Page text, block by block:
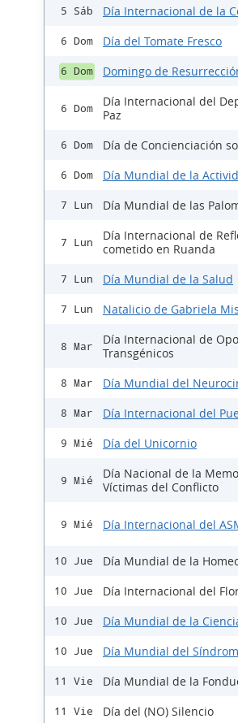
5 Sáb Día Internacional de la
6 Dom Día del Tomate Fresco
6 Dom Domingo de
6 Dom
Día Internacional del
Paz
6 Dom Día de Concienciación
6 Dom Día Mundial de la
7 Lun Día Mundial de las
7 Lun
Día Internacional de
cometido en Ruanda
7 Lun Día Mundial de la Salud
7 Lun Natalicio de Gabriela
8 Mar
Día Internacional de
Transgénicos
8 Mar Día Mundial del
8 Mar Día Internacional del
9 Mié Día del Unicornio
9 Mié
Día Nacional de la
Víctimas del Conflicto
9 Mié Día Internacional del
10 Jue Día Mundial de la
10 Jue Día Internacional del
10 Jue Día Mundial de la
10 Jue Día Mundial del
11 Vie Día Mundial de la
11 Vie Día del (NO) Silencio